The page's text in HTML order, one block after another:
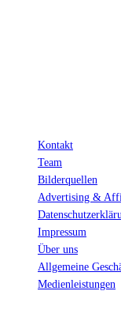
Kontakt
Team
Bilderquellen
Advertising &
Impressum
Über uns
Allgemeine
Medienleistungen